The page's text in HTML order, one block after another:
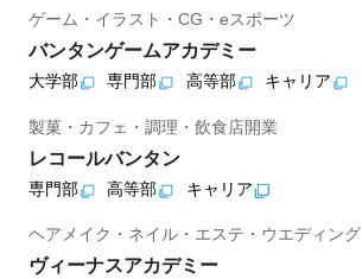
ゲーム・イラスト・CG・eスポーツ
バンタンゲームアカデミー
大学部 専門部 高等部 キャリア
製菓・カフェ・調理・飲食店開業
レコールバンタン
専門部 高等部 キャリア
ヘアメイク・ネイル・エステ・ウエディング
ヴィーナスアカデミー